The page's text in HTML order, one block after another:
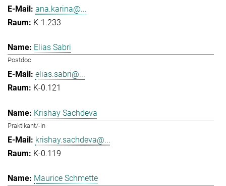
ana.karina@...
K-1.233
Elias Sabri
Postdoc
elias.sabri@...
K-0.121
Krishay Sachdeva
Praktikant/-in
krishay.sachdeva@...
K-0.119
Maurice Schmette